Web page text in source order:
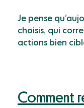
Je pense
choisis, qui
actions bien
Comment